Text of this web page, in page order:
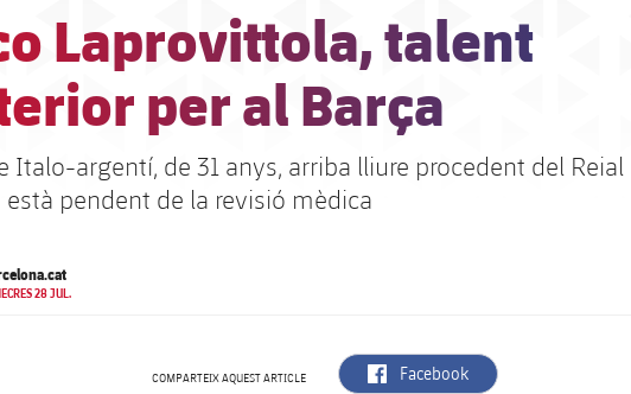
Laprovittola, talent
per al Barça
Italo-argentí, de 31 anys, arriba lliure procedent del
està pendent de la revisió mèdica
28 JUL.
COMPARTEIX AQUEST ARTICLE label.aria.facebook
Facebook